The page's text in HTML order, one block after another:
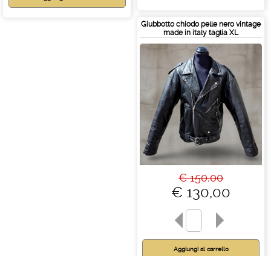
Giubbotto chiodo pelle nero vintage
made in italy taglia XL
€ 150,00
€ 130,00